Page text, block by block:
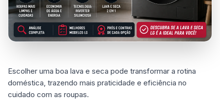
Escolher uma boa lava e seca pode transformar a rotina
doméstica, trazendo mais praticidade e eficiência no
cuidado com as roupas.